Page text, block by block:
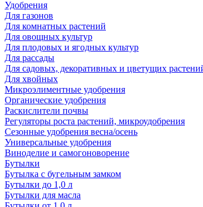
Удобрения
Для газонов
Для комнатных растений
Для овощных культур
Для плодовых и ягодных культур
Для рассады
Для садовых, декоративных и цветущих
Для хвойных
Микроэлиментные удобрения
Органические удобрения
Раскислители почвы
Регуляторы роста растений, микроудобрения
Сезонные удобрения весна/осень
Универсальные удобрения
Виноделие и самогоноворение
Бутылки
Бутылка с бугельным замком
Бутылки до 1,0 л
Бутылки для масла